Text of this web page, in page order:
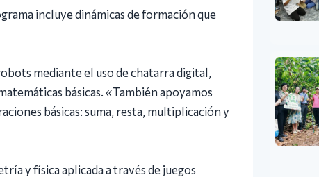
incluye dinámicas de formación que
mediante el uso de chatarra digital,
básicas. «También apoyamos
básicas: suma, resta, multiplicación y
y física aplicada a través de juegos